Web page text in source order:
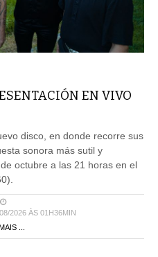
EN VIVO
disco, en donde recorre sus
sonora más sutil y
octubre a las 21 horas en el
2026 ÀS 01H36MIN
...